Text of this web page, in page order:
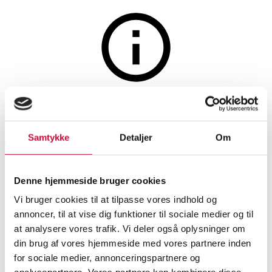
Samtykke Detaljer Om
Denne hjemmeside bruger cookies
Vi bruger cookies til at tilpasse vores indhold og
annoncer, til at vise dig funktioner til sociale medier og til
at analysere vores trafik. Vi deler også oplysninger om
din brug af vores hjemmeside med vores partnere inden
for sociale medier, annonceringspartnere og
Øvrige møbler
Jonas Søndergaard for Umage.
Taburet / skammel model Step
(3)
SHOWROOMVURDERING VARENUMMER
6588352